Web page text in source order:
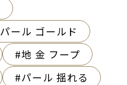
パール ゴールド
地 金 フープ
パール 揺れる